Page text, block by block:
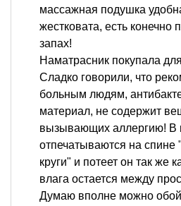
массажная подушка
жестковата, есть конечно
запах!
Наматрасник покупала
Сладко говорили, что
больным людям,
материал, не содержит
вызывающих аллергию! В
отпечатываются на спине
круги" и потеет он так же
влага остается между
Думаю вполне можно